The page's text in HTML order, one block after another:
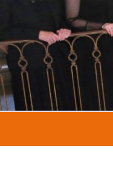
springen